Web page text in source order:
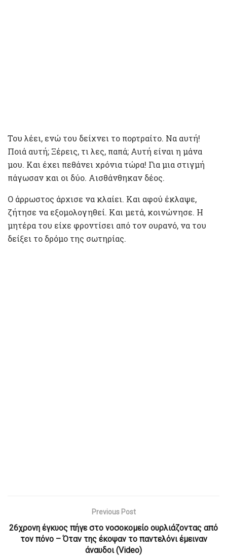
Του λέει, ενώ του δείχνει το πορτραίτο. Να αυτή!
Ποιά αυτή; Ξέρεις, τι λες, παπά; Αυτή είναι η μάνα
μου. Και έχει πεθάνει χρόνια τώρα! Για μια στιγμή
πάγωσαν και οι δύο. Αισθάνθηκαν δέος.
Ο άρρωστος άρχισε να κλαίει. Και αφού έκλαψε,
ζήτησε να εξομολογηθεί. Και μετά, κοινώνησε. Η
μητέρα του είχε φροντίσει από τον ουρανό, να του
δείξει το δρόμο της σωτηρίας.
Previous Post
26χρονη έγκυος πήγε στο νοσοκομείο ουρλιάζοντας από
τον πόνο – Όταν της έκοψαν το παντελόνι έμειναν
άναυδοι (Video)